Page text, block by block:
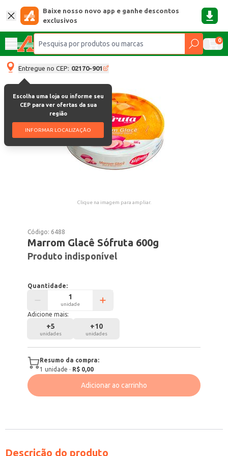
Baixe nosso novo app e ganhe descontos
exclusivos
0
Entregue no CEP: 02170-901
Escolha uma loja ou informe seu
CEP para ver ofertas da sua
região
INFORMAR LOCALIZAÇÃO
Clique na imagem para ampliar.
Código: 6488
Marrom Glacê Sófruta 600g
Produto indisponível
Quantidade:
unidade
Adicione mais:
+5
unidades
+10
unidades
Resumo da compra:
1 unidade · R$ 0,00
Adicionar ao carrinho
Descrição do produto